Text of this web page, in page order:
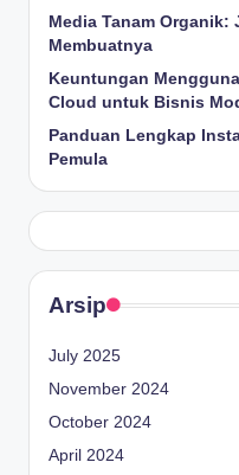
Media Tanam Organik:
Membuatnya
Keuntungan
Cloud untuk Bisnis
Panduan Lengkap
Pemula
Arsip
July 2025
November 2024
October 2024
April 2024